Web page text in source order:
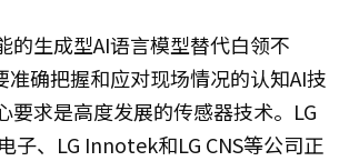
的生成型AI语言模型替代白领不
准确把握和应对现场情况的认知AI技
要求是高度发展的传感器技术。LG
子、LG Innotek和LG CNS等公司正